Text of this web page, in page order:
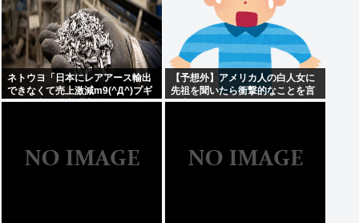
ネトウヨ「日本にレアアース輸出
できなくて売上激減m9(^Д^)プギ
ャー」中国稀土「増益すぎてすま
【予想外】アメリカ人の白人女に
先祖を聞いたら衝撃的なことを言
い出した